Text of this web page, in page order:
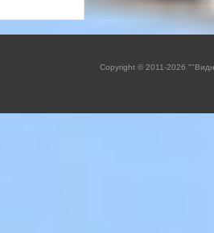
Copyright © 2011-2026